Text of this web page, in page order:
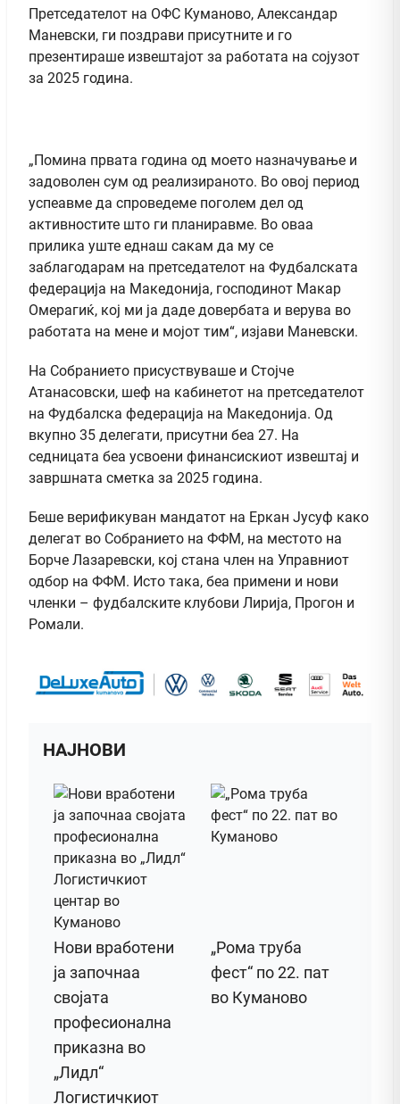
Претседателот на ОФС Куманово, Александар
Маневски, ги поздрави присутните и го
презентираше извештајот за работата на сојузот
за 2025 година.
„Помина првата година од моето назначување и
задоволен сум од реализираното. Во овој период
успеавме да спроведеме поголем дел од
активностите што ги планиравме. Во оваа
прилика уште еднаш сакам да му се
заблагодарам на претседателот на Фудбалската
федерација на Македонија, господинот Макар
Омерагиќ, кој ми ја даде довербата и верува во
работата на мене и мојот тим“, изјави Маневски.
На Собранието присуствуваше и Стојче
Атанасовски, шеф на кабинетот на претседателот
на Фудбалска федерација на Македонија. Од
вкупно 35 делегати, присутни беа 27. На
седницата беа усвоени финансискиот извештај и
завршната сметка за 2025 година.
Беше верификуван мандатот на Еркан Јусуф како
делегат во Собранието на ФФМ, на местото на
Борче Лазаревски, кој стана член на Управниот
одбор на ФФМ. Исто така, беа примени и нови
членки – фудбалските клубови Лирија, Прогон и
Ромали.
НАЈНОВИ
Нови вработени
ја започнаа
својата
професионална
приказна во
„Лидл“
Логистичкиот
„Рома труба
фест“ по 22. пат
во Куманово